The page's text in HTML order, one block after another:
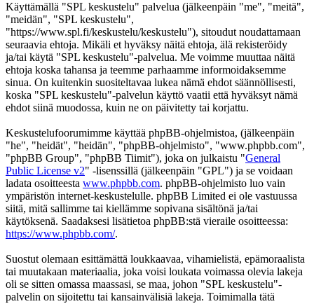
Käyttämällä "SPL keskustelu" palvelua (jälkeenpäin "me", "meitä",
"meidän", "SPL keskustelu",
"https://www.spl.fi/keskustelu/keskustelu"), sitoudut noudattamaan
seuraavia ehtoja. Mikäli et hyväksy näitä ehtoja, älä rekisteröidy
ja/tai käytä "SPL keskustelu"-palvelua. Me voimme muuttaa näitä
ehtoja koska tahansa ja teemme parhaamme informoidaksemme
sinua. On kuitenkin suositeltavaa lukea nämä ehdot säännöllisesti,
koska "SPL keskustelu"-palvelun käyttö vaatii että hyväksyt nämä
ehdot siinä muodossa, kuin ne on päivitetty tai korjattu.
Keskustelufoorumimme käyttää phpBB-ohjelmistoa, (jälkeenpäin
"he", "heidät", "heidän", "phpBB-ohjelmisto", "www.phpbb.com",
"phpBB Group", "phpBB Tiimit"), joka on julkaistu "General
Public License v2" -lisenssillä (jälkeenpäin "GPL") ja se voidaan
ladata osoitteesta www.phpbb.com. phpBB-ohjelmisto luo vain
ympäristön internet-keskustelulle. phpBB Limited ei ole vastuussa
siitä, mitä sallimme tai kiellämme sopivana sisältönä ja/tai
käytöksenä. Saadaksesi lisätietoa phpBB:stä vieraile osoitteessa:
https://www.phpbb.com/.
Suostut olemaan esittämättä loukkaavaa, vihamielistä, epämoraalista
tai muutakaan materiaalia, joka voisi loukata voimassa olevia lakeja
oli se sitten omassa maassasi, se maa, johon "SPL keskustelu"-
palvelin on sijoitettu tai kansainvälisiä lakeja. Toimimalla tätä